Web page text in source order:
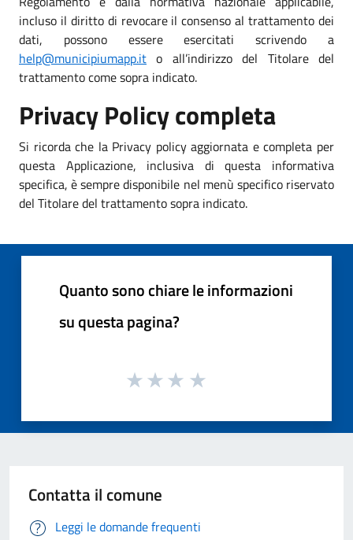
incluso il diritto di revocare il consenso al trattamento dei
dati, possono essere esercitati scrivendo a
help@municipiumapp.it o all’indirizzo del Titolare del
trattamento come sopra indicato.
Privacy Policy completa
Si ricorda che la Privacy policy aggiornata e completa per
questa Applicazione, inclusiva di questa informativa
specifica, è sempre disponibile nel menù specifico riservato
del Titolare del trattamento sopra indicato.
Quanto sono chiare le informazioni
su questa pagina?
Contatta il comune
Leggi le domande frequenti